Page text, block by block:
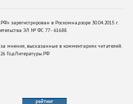
зарегистрирован в Роскомнадзоре 30.04.2015 г.
ЭЛ № ФС 77 - 61688.
за мнения, высказанные в комментариях читателей.
ГодЛитературы.РФ